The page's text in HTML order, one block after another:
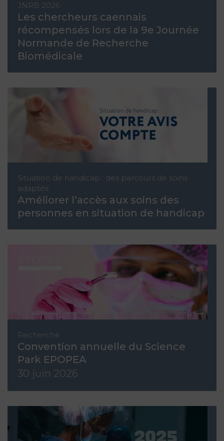
JNRB 2026
Les chercheurs caennais
récompensés lors de la 9e Journée
Normande de Recherche
Biomédicale
Situation de handicap : des parcours de soins
adaptés
Améliorer l’accès aux soins des
personnes en situation de handicap
Recherche
Convention annuelle du Science
Park EPOPEA
30 juin 2026